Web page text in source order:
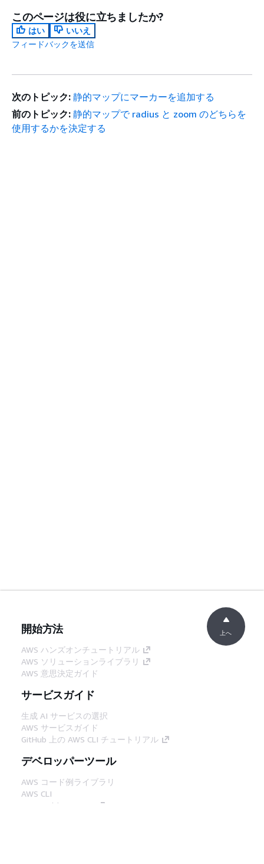
このページは役に立ちましたか?
はい
いいえ
フィードバックを送信
次のトピック: 静的マップにマーカーを追加する
前のトピック: 静的マップで radius と zoom のどちらを
使用するかを決定する
開始方法
AWS ハンズオンチュートリアル
AWS ソリューションライブラリ
AWS 意思決定ガイド
サービスガイド
生成 AI サービスの選択
AWS サービスガイド
GitHub 上の AWS CLI チュートリアル
デベロッパーツール
AWS コード例ライブラリ
AWS CLI
AWS Builder Center
上へ